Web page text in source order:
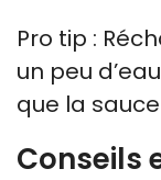
Pro tip :
un peu
que la
Conseils